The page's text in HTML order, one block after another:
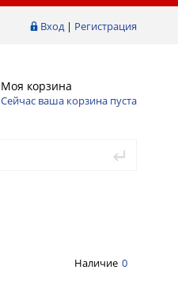
Вход| Регистрация
Моя корзина
Сейчас ваша корзина пуста
Наличие 0